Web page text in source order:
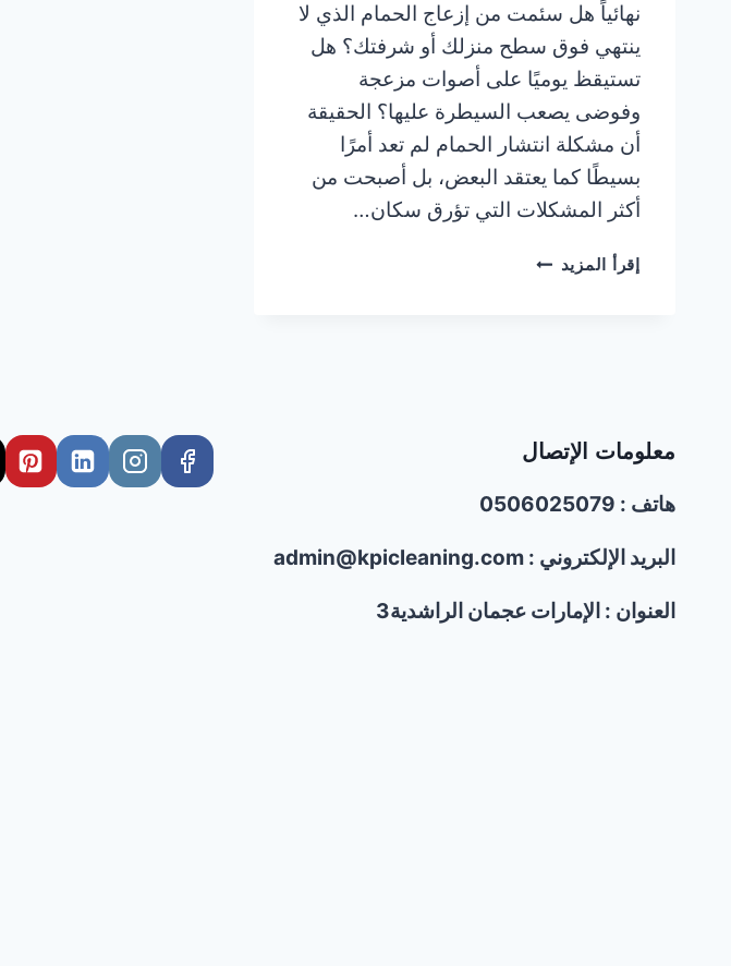
نهائياً هل سئمت من إزعاج الحمام الذي لا
ينتهي فوق سطح منزلك أو شرفتك؟ هل
تستيقظ يوميًا على أصوات مزعجة
وفوضى يصعب السيطرة عليها؟ الحقيقة
أن مشكلة انتشار الحمام لم تعد أمرًا
بسيطًا كما يعتقد البعض، بل أصبحت من
أكثر المشكلات التي تؤرق سكان…
إقرأ المزيد شركة
واشواك
الحمام
معلومات الإتصال
هاتف : 0506025079
البريد الإلكتروني : admin@kpicleaning.com
العنوان : الإمارات عجمان الراشدية3